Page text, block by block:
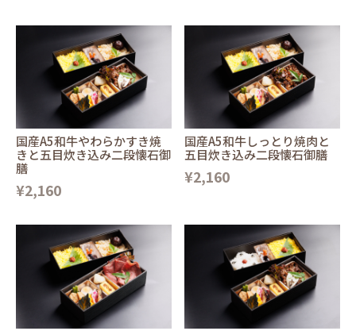
国産A5和牛やわらかすき焼
きと五目炊き込み二段懐石御
膳
¥2,160
国産A5和牛しっとり焼肉と
五目炊き込み二段懐石御膳
¥2,160